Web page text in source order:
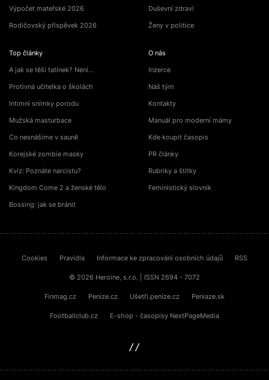
Výpočet mateřské 2026
Rodičovský příspěvek 2026
Top články
A jak se těší tatínek? Není…
Protivná učitelka o školách
Intimní snímky porodu
Mužská masturbace
Co nesnášíme v sauně
Korejské zombie masky
Kvíz: Poznáte narcistu?
Kingdom Come 2 a ženské tělo
Bossing: jak se bránit
Duševní zdraví
Ženy v politice
O nás
Inzerce
Náš tým
Kontakty
Manuál pro moderní mámy
Kde koupit časopis
PR články
Rubriky a štítky
Feministický slovník
Cookies Pravidla Informace ke zpracování osobních údajů RSS
© 2026 Heroine, s.r.o. | ISSN 2694 - 7072
Finmag.cz Peníze.cz Ušetři.peníze.cz Peniaze.sk
Footballclub.cz E-shop - časopisy NextPageMedia